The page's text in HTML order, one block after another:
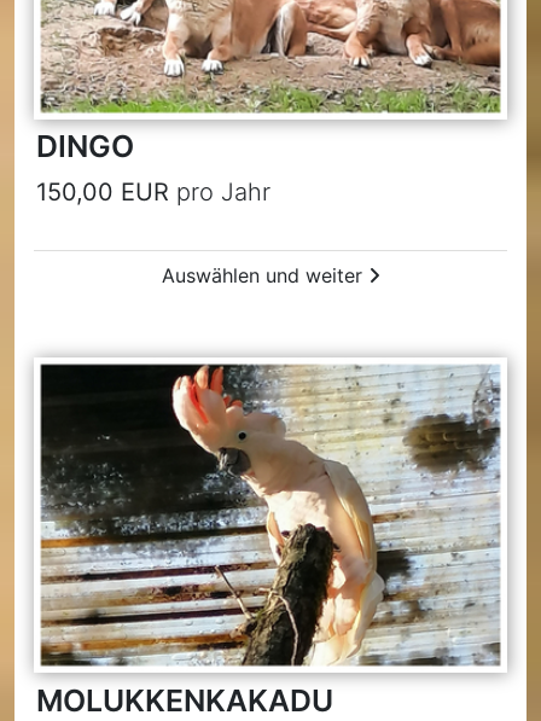
DINGO
150,00 EUR pro Jahr
Auswählen und weiter
MOLUKKENKAKADU